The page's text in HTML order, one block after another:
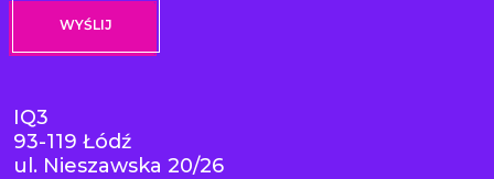
IQ3
93-119 Łódź
ul. Nieszawska 20/26